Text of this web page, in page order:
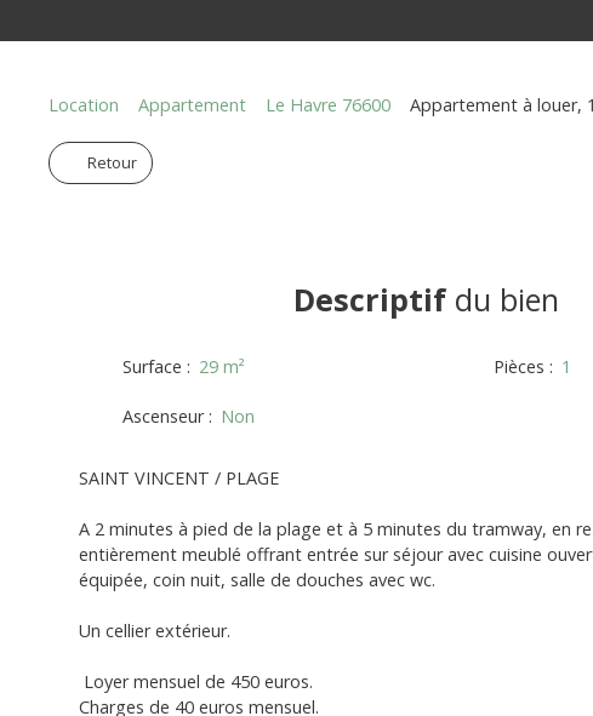
Location Appartement Le Havre 76600 Appartement à louer,
Retour
Descriptifdu bien
Surface : 29 m² Pièces : 1
Ascenseur: Non
SAINT VINCENT / PLAGE
A 2 minutes à pied de la plage et à 5 minutes du tramway, en
entièrement meublé offrant entrée sur séjour avec cuisine
équipée, coin nuit, salle de douches avec wc.
Un cellier extérieur.
Loyer mensuel de 450 euros.
Charges de 40 euros mensuel.